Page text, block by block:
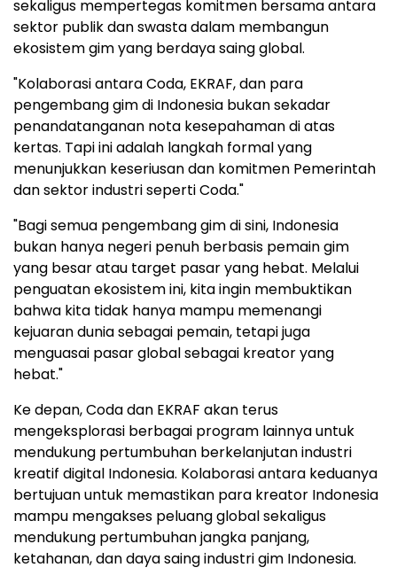
sekaligus mempertegas komitmen bersama antara
sektor publik dan swasta dalam membangun
ekosistem gim yang berdaya saing global.
"Kolaborasi antara Coda, EKRAF, dan para
pengembang gim di Indonesia bukan sekadar
penandatanganan nota kesepahaman di atas
kertas. Tapi ini adalah langkah formal yang
menunjukkan keseriusan dan komitmen Pemerintah
dan sektor industri seperti Coda."
"Bagi semua pengembang gim di sini, Indonesia
bukan hanya negeri penuh berbasis pemain gim
yang besar atau target pasar yang hebat. Melalui
penguatan ekosistem ini, kita ingin membuktikan
bahwa kita tidak hanya mampu memenangi
kejuaran dunia sebagai pemain, tetapi juga
menguasai pasar global sebagai kreator yang
hebat."
Ke depan, Coda dan EKRAF akan terus
mengeksplorasi berbagai program lainnya untuk
mendukung pertumbuhan berkelanjutan industri
kreatif digital Indonesia. Kolaborasi antara keduanya
bertujuan untuk memastikan para kreator Indonesia
mampu mengakses peluang global sekaligus
mendukung pertumbuhan jangka panjang,
ketahanan, dan daya saing industri gim Indonesia.